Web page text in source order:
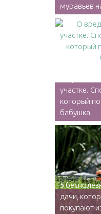
муравьев
участке.
который
бабушка
5
дачи,
покупают